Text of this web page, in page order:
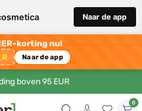
Naar de app
korting nu!
Naar de app
boven 95 EUR
0